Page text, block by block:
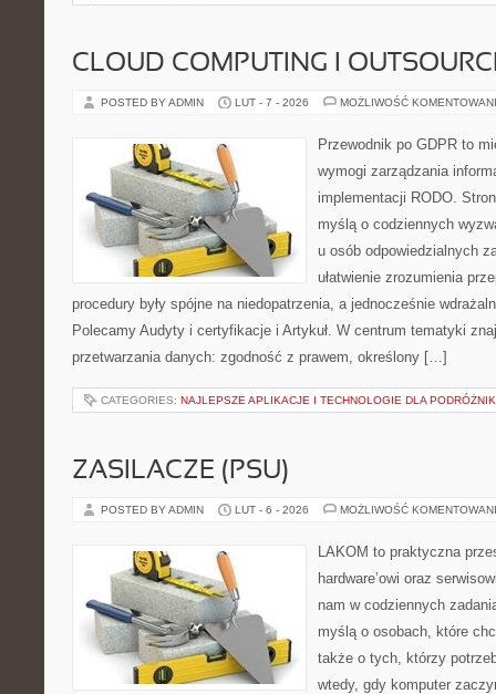
CLOUD COMPUTING I
POSTED BY ADMIN LUT - 7 - 2026 MOŻLIWOŚĆ
Przewodnik po GDPR to
wymogi zarządzania
implementacji RODO.
myślą o codziennych
u osób odpowiedzialnych
ułatwienie zrozumienia
procedury były spójne na niedopatrzenia, a jednocześnie
Polecamy Audyty i certyfikacje i Artykuł. W centrum tematyki
przetwarzania danych: zgodność z prawem, określony […]
CATEGORIES: NAJLEPSZE APLIKACJE I TECHNOLOGIE DLA
ZASILACZE (PSU)
POSTED BY ADMIN LUT - 6 - 2026 MOŻLIWOŚĆ
LAKOM to praktyczna
hardware’owi oraz
nam w codziennych
myślą o osobach, które
także o tych, którzy
wtedy, gdy komputer